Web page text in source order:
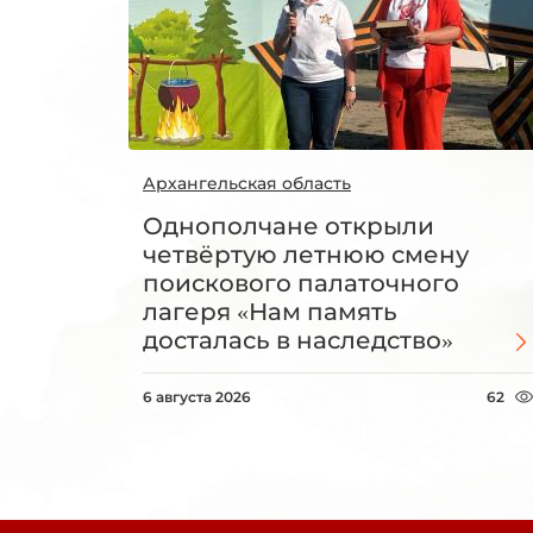
Архангельская область
Однополчане открыли
четвёртую летнюю смену
поискового палаточного
лагеря «Нам память
досталась в наследство»
6 августа 2026 62